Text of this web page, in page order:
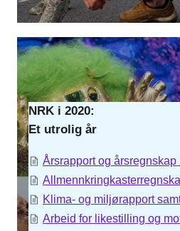
NRK i 2020:
Et utrolig år
Årsrapport og årsregnskap
Klima- og miljørapport
Arbeid for likestilling og